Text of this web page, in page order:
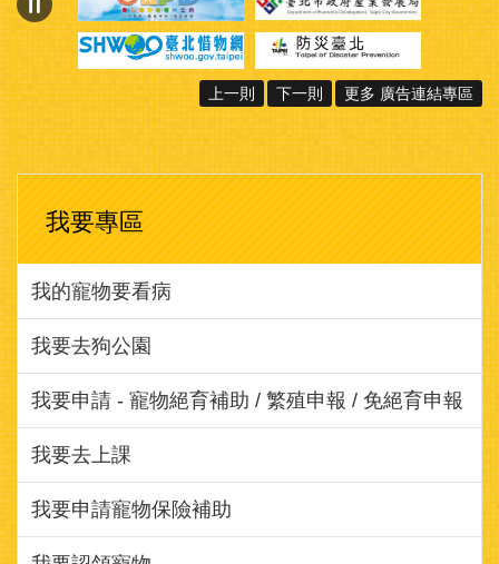
上一則 下一則 更多 廣告連結專區
我要專區
我的寵物要看病
我要去狗公園
我要申請 - 寵物絕育補助 / 繁殖申報 / 免絕育申報
我要去上課
我要申請寵物保險補助
我要認領寵物